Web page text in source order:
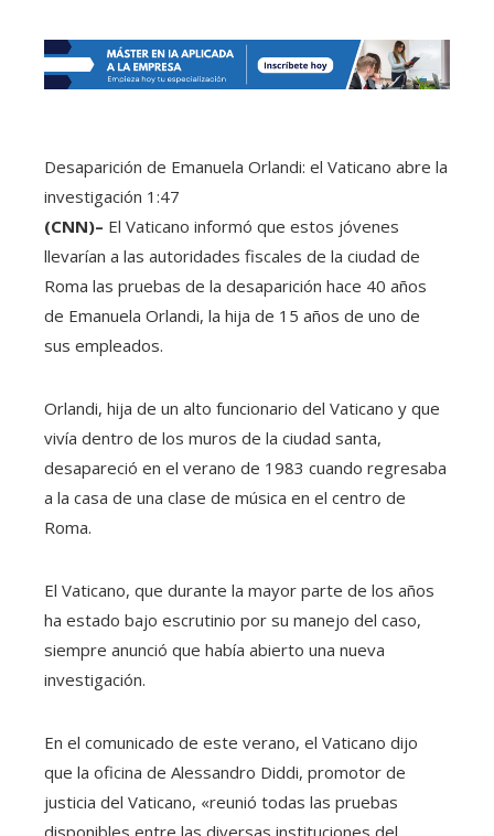
Desaparición de Emanuela Orlandi: el Vaticano abre la
investigación 1:47
(CNN)– El Vaticano informó que estos jóvenes
llevarían a las autoridades fiscales de la ciudad de
Roma las pruebas de la desaparición hace 40 años
de Emanuela Orlandi, la hija de 15 años de uno de
sus empleados.
Orlandi, hija de un alto funcionario del Vaticano y que
vivía dentro de los muros de la ciudad santa,
desapareció en el verano de 1983 cuando regresaba
a la casa de una clase de música en el centro de
Roma.
El Vaticano, que durante la mayor parte de los años
ha estado bajo escrutinio por su manejo del caso,
siempre anunció que había abierto una nueva
investigación.
En el comunicado de este verano, el Vaticano dijo
que la oficina de Alessandro Diddi, promotor de
justicia del Vaticano, «reunió todas las pruebas